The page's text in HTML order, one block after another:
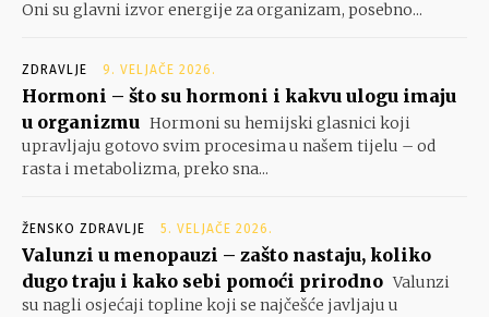
Oni su glavni izvor energije za organizam, posebno...
ZDRAVLJE 9. VELJAČE 2026.
Hormoni – što su hormoni i kakvu ulogu imaju
u organizmu Hormoni su hemijski glasnici koji
upravljaju gotovo svim procesima u našem tijelu – od
rasta i metabolizma, preko sna...
ŽENSKO ZDRAVLJE 5. VELJAČE 2026.
Valunzi u menopauzi – zašto nastaju, koliko
dugo traju i kako sebi pomoći prirodno Valunzi
su nagli osjećaji topline koji se najčešće javljaju u